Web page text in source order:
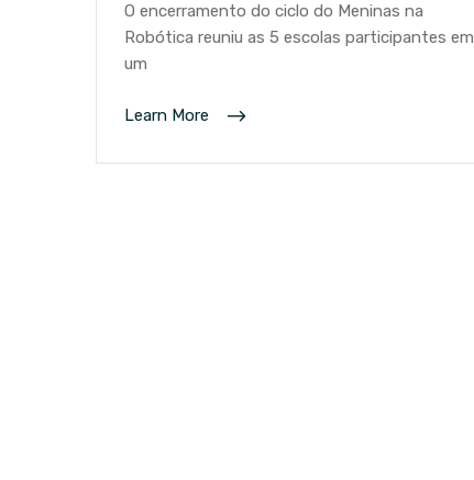
O encerramento do ciclo do Meninas na
Robótica reuniu as 5 escolas participantes em
um
Learn More